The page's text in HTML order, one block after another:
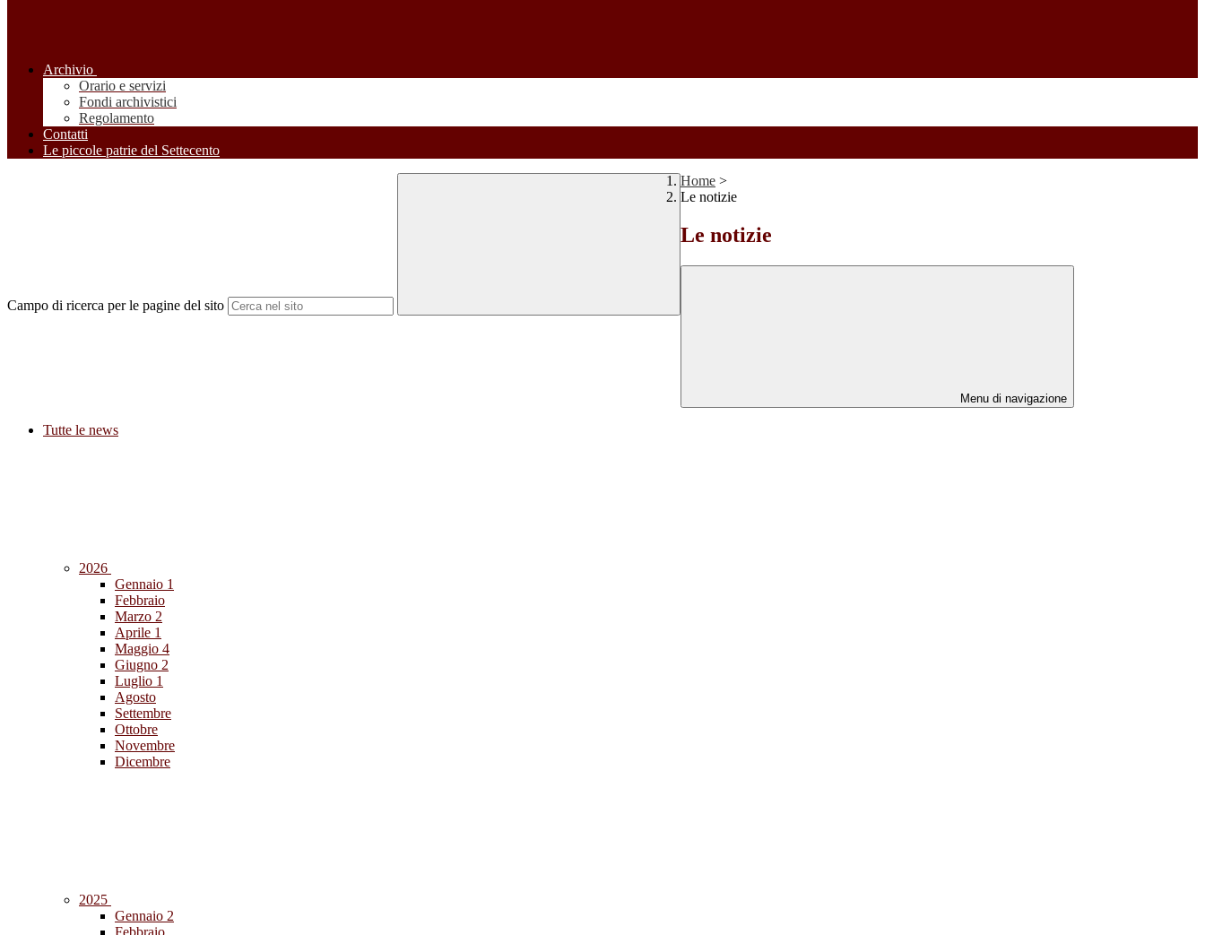
Archivio
Orario e servizi
Fondi archivistici
Regolamento
Contatti
Le piccole patrie del Settecento
Campo di ricerca per le pagine del sito
Home >
Le notizie
Le notizie
Menu di navigazione
Tutte le news
2026
Gennaio 1
Febbraio
Marzo 2
Aprile 1
Maggio 4
Giugno 2
Luglio 1
Agosto
Settembre
Ottobre
Novembre
Dicembre
2025
Gennaio 2